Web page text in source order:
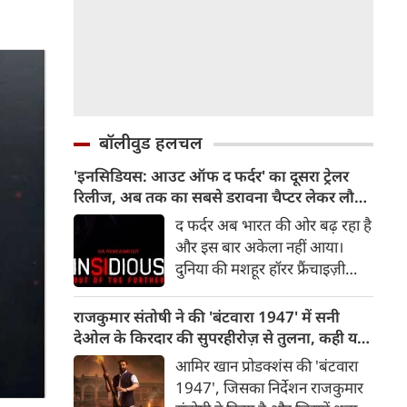
बॉलीवुड हलचल
'इनसिडियस: आउट ऑफ द फर्दर' का दूसरा ट्रेलर
रिलीज, अब तक का सबसे डरावना चैप्टर लेकर लौट
रही हॉरर फ्रैंचाइजीद फर्दर अब भारत की ओर बढ़ रहा है
और इस बार अकेला नहीं आया।
दुनिया की मशहूर हॉरर फ्रैंचाइज़ी
चुका है, जो दर्शकों को इस डरावनी
दुनिया में और गहराई तक ले जाता है।
रोंगटे खड़े कर देने वाले नए दृश्यों से
भरपूर यह ट्रेलर इनसिडियस सीरीज़
के अब तक के सबसे डरावने और
राजकुमार संतोषी ने की 'बंटवारा 1947' में सनी
देओल के किरदार की सुपरहीरोज़ से तुलना, कही यह
बात
आमिर खान प्रोडक्शंस की 'बंटवारा
1947', जिसका निर्देशन राजकुमार